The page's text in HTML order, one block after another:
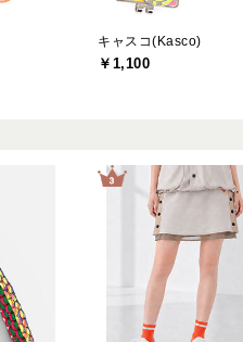
キャスコ(Kasco)
￥1,100